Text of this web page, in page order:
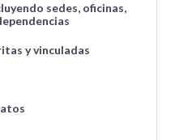
sedes, oficinas,
y vinculadas